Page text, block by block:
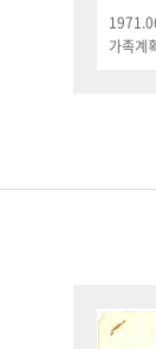
가족계